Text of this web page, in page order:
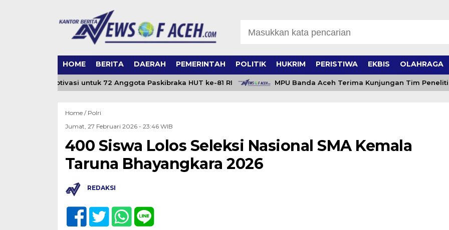
HOME BERITA DAERAH PEMERINTAH POLITIK HUKRIM PERISTIWA EKBIS OLAHRAGA
Beri Motivasi untuk 72 Anggota Paskibraka HUT ke-81 RI MPU Banda Aceh Terima Kunjungan Tim Peneliti
Home / Polri
Jumat, 27 Februari 2026 - 23:46 WIB
400 Siswa Lolos Seleksi Nasional SMA Kemala
Taruna Bhayangkara 2026
REDAKSI